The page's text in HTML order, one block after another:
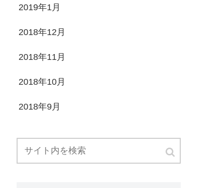
2019年1月
2018年12月
2018年11月
2018年10月
2018年9月